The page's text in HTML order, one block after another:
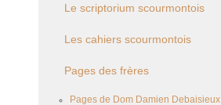
Le scriptorium scourmontois
Les cahiers scourmontois
Pages des frères
Pages de Dom Damien Debaisieux